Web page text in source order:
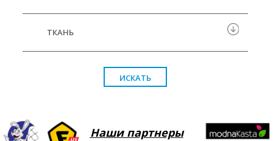
ТКАНЬ
Наши партнеры